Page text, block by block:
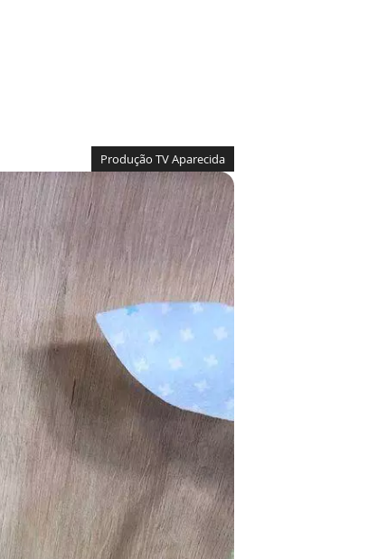
Produção TV Aparecida